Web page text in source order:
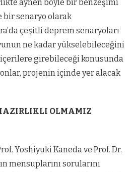
aynen böyle bir benzeşimi
bir senaryo olarak
çeşitli deprem senaryoları
ne kadar yükselebileceğini
içerilere girebileceği konusunda
projenin içinde yer alacak
OLMAMIZ
Yoshiyuki Kaneda ve Prof. Dr.
mensuplarını sorularını